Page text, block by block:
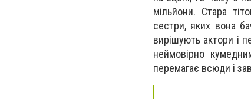
мільйони. Стара
сестри, яких вона
вирішують актори і
неймовірно
перемагає всюди і